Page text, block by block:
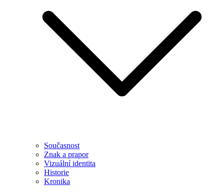
Současnost
Znak a prapor
Vizuální identita
Historie
Kronika